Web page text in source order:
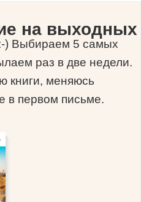
на выходных
) Выбираем 5 самых
раз в две недели.
книги, меняюсь
в первом письме.